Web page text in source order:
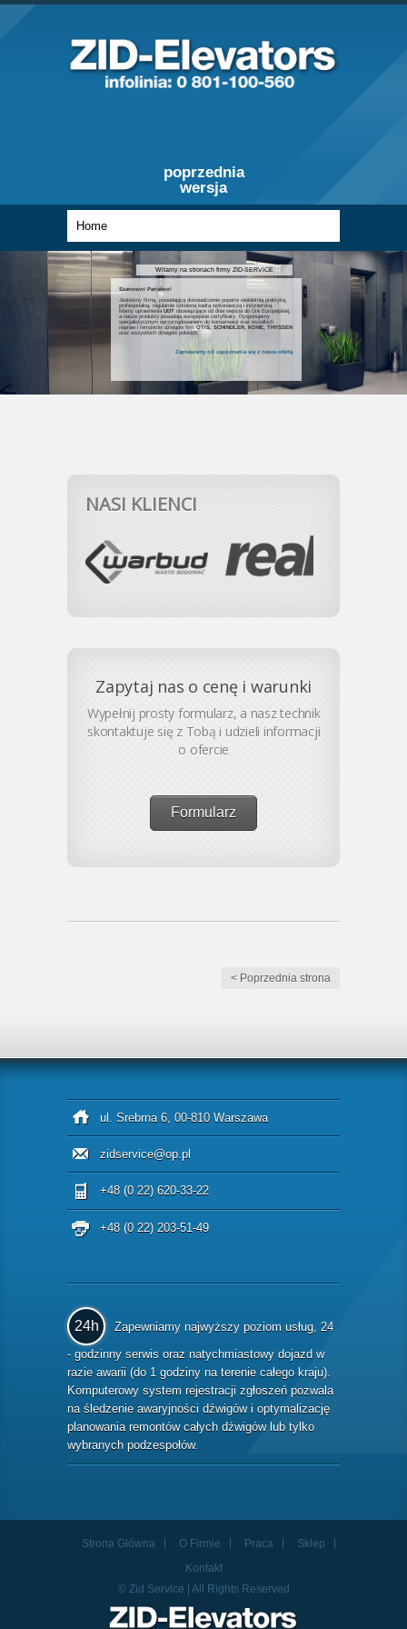
poprzednia
wersja
Witamy na stronach firmy ZID-SERVICE
Szanowni Państwo!
Jesteśmy firmą, posiadającą doświadczenie poparte wieloletnią praktyką,
profesjonalną, regularnie szkoloną kadrą wykonawczą i inżynierską.
Mamy uprawnieniaUDT obowiązujące od dnia wejścia do Unii Europejskiej,
a nasze produkty posiadają europejskie certyfikaty. Dysponujemy
specjalistycznym oprzyrządowaniem do konserwacji oraz wszelkich
napraw i remontów dźwigów firmOTIS, SCHINDLER, KONE, THYSSEN
oraz wszystkich dźwigów polskich.
Zapraszamy od zapoznania się z nasza ofertą
NASI KLIENCI
Zapytaj nas o cenę i warunki
Wypełnij prosty formularz, a nasz technik
skontaktuje się z Tobą i udzieli informacji
o ofercie
Formularz
< Poprzednia strona
ul. Srebrna 6, 00-810 Warszawa
zidservice@op.pl
+48 (0 22) 620-33-22
+48 (0 22) 203-51-49
24h
Zapewniamy najwyższy poziom usług, 24
- godzinny serwis oraz natychmiastowy dojazd w
razie awarii (do 1 godziny na terenie całego kraju).
Komputerowy system rejestracji zgłoszeń pozwala
na śledzenie awaryjności dźwigów i optymalizację
planowania remontów całych dźwigów lub tylko
wybranych podzespołów.
Strona Główna O Firmie Praca
Sklep
Kontakt
© Zid Service | All Rights Reserved